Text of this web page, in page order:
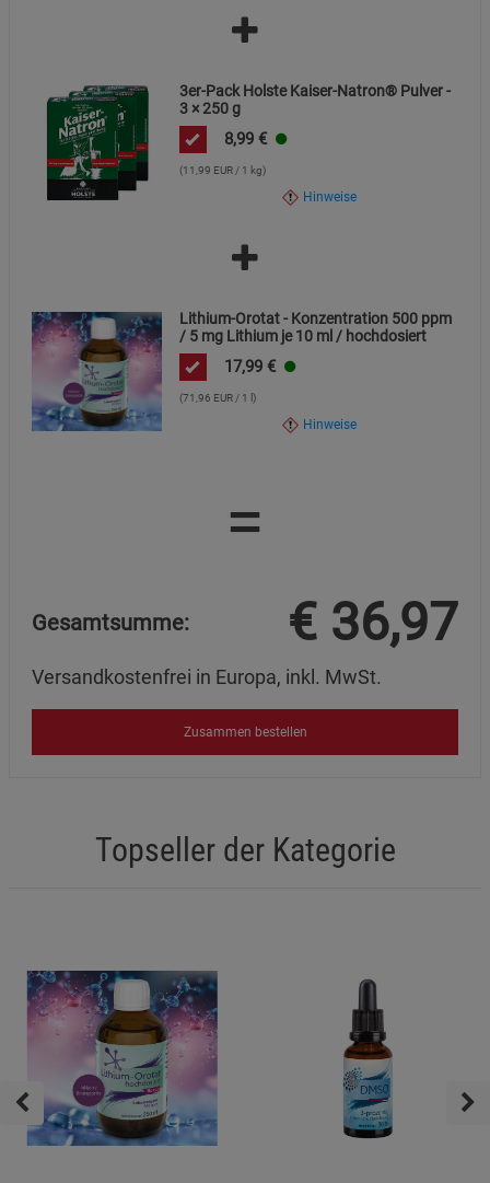
3er-Pack Holste Kaiser-Natron® Pulver -
3 × 250 g
8,99 €
(11,99 EUR / 1 kg)
Hinweise
Lithium-Orotat - Konzentration 500 ppm
/ 5 mg Lithium je 10 ml / hochdosiert
17,99 €
(71,96 EUR / 1 l)
Hinweise
=
Gesamtsumme: € 36,97
Versandkostenfrei in Europa, inkl. MwSt.
Zusammen bestellen
Topseller der Kategorie